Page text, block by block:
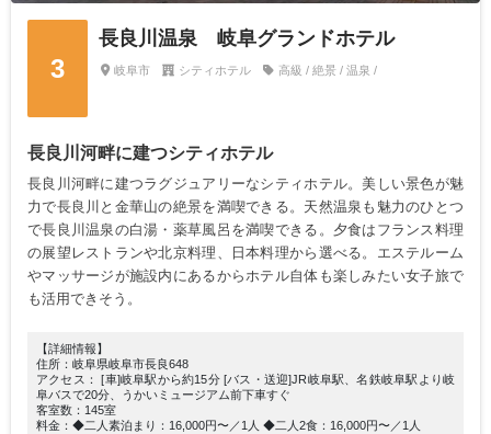
3
長良川温泉 岐阜グランドホテル
岐阜市 シティホテル 高級 / 絶景 / 温泉 /
長良川河畔に建つシティホテル
長良川河畔に建つラグジュアリーなシティホテル。美しい景色が魅
力で長良川と金華山の絶景を満喫できる。天然温泉も魅力のひとつ
で長良川温泉の白湯・薬草風呂を満喫できる。夕食はフランス料理
の展望レストランや北京料理、日本料理から選べる。エステルーム
やマッサージが施設内にあるからホテル自体も楽しみたい女子旅で
も活用できそう。
【詳細情報】
住所：岐阜県岐阜市長良648
アクセス： [車]岐阜駅から約15分 [バス・送迎]JR岐阜駅、名鉄岐阜駅より岐
阜バスで20分、うかいミュージアム前下車すぐ
客室数：145室
料金：◆二人素泊まり：16,000円〜／1人 ◆二人2食：16,000円〜／1人